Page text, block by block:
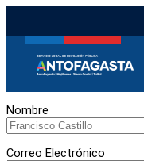
Nombre
Correo Electrónico